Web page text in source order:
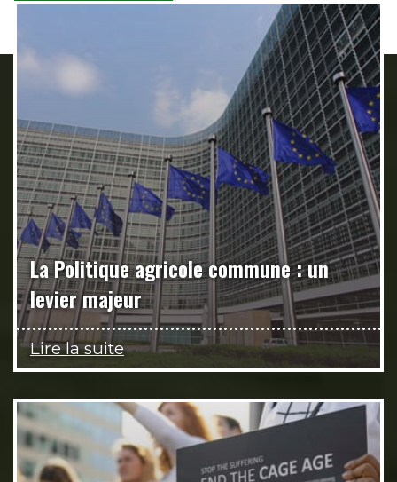
La Politique agricole commune : un
levier majeur
Lire la suite